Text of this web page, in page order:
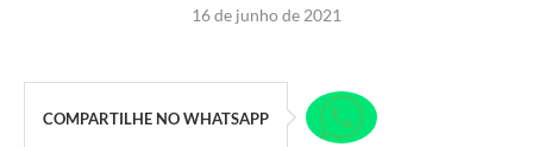
16 de junho de 2021
COMPARTILHE NO WHATSAPP